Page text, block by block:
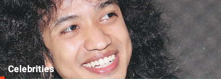
Celebrities